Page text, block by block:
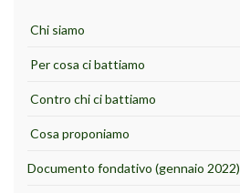
Chi siamo
Per cosa ci battiamo
Contro chi ci battiamo
Cosa proponiamo
Documento fondativo (gennaio 2022)